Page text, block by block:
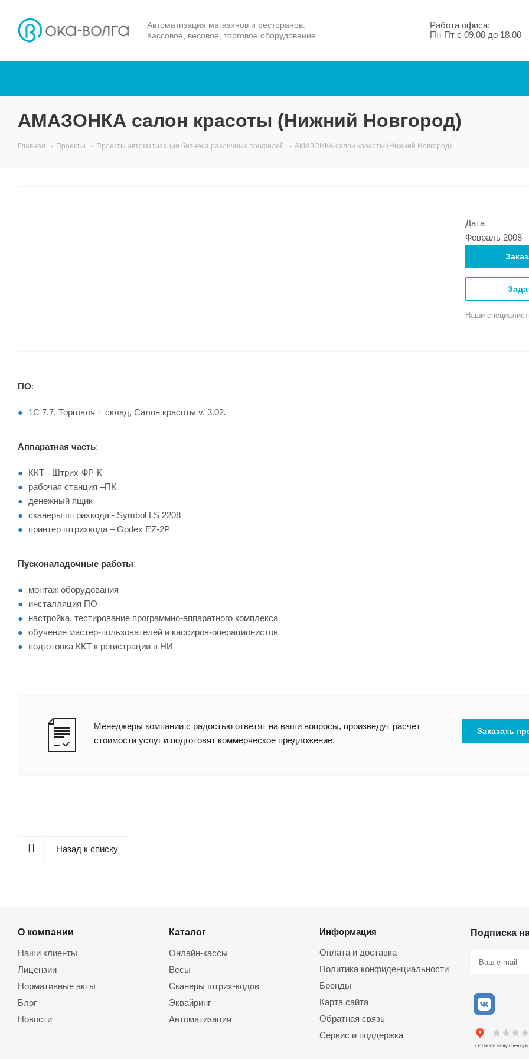
Автоматизация магазинов и ресторанов.
Кассовое, весовое, торговое оборудование.
Работа офиса:
Пн-Пт с 09.00 до 18.00
АМАЗОНКА салон красоты (Нижний Новгород)
Главная - Проекты - Проекты автоматизации бизнеса различных профилей - АМАЗОНКА салон красоты (Нижний Новгород)
Дата
Февраль 2008
Наши
ПО:
1С 7.7. Торговля + склад, Салон красоты v. 3.02.
Аппаратная часть:
ККТ - Штрих-ФР-К
рабочая станция –ПК
денежный ящик
сканеры штрихкода - Symbol LS 2208
принтер штрихкода – Godex EZ-2P
Пусконаладочные работы:
монтаж оборудования
инсталляция ПО
настройка, тестирование программно-аппаратного комплекса
обучение мастер-пользователей и кассиров-операционистов
подготовка ККТ к регистрации в НИ
Менеджеры компании с радостью ответят на ваши вопросы, произведут расчет
стоимости услуг и подготовят коммерческое предложение.
Заказать
Назад к списку
О компании
Наши клиенты
Лицензии
Нормативные акты
Блог
Новости
Каталог
Онлайн-кассы
Весы
Сканеры штрих-кодов
Эквайринг
Автоматизация
Информация
Оплата и доставка
Политика конфиденциальности
Бренды
Карта сайта
Обратная связь
Сервис и поддержка
Подписка